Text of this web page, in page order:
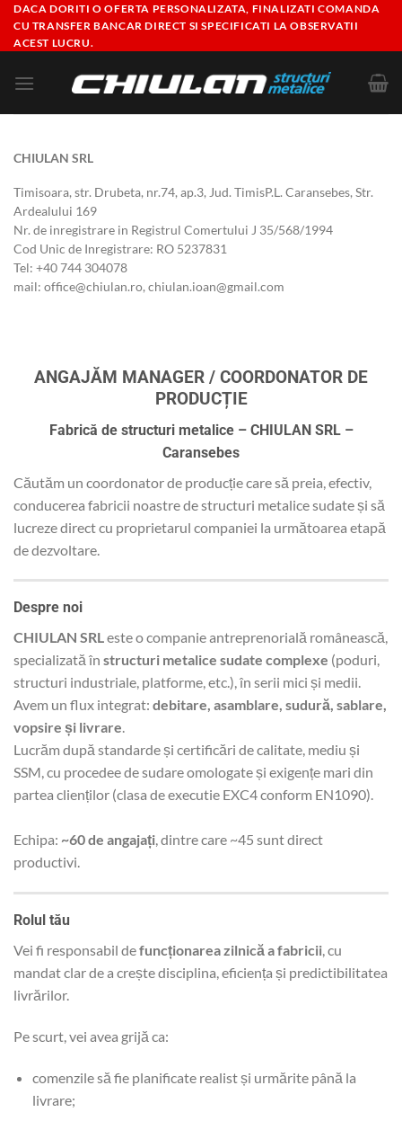
Skip
content
DACA DORITI O OFERTA PERSONALIZATA, FINALIZATI COMANDA
CU TRANSFER BANCAR DIRECT SI SPECIFICATI LA OBSERVATII
ACEST LUCRU.
CHIULAN SRL
Timisoara, str. Drubeta, nr.74, ap.3, Jud. TimisP.L. Caransebes, Str.
Ardealului 169
Nr. de inregistrare in Registrul Comertului J 35/568/1994
Cod Unic de Inregistrare: RO 5237831
Tel: +40 744 304078
mail: office@chiulan.ro, chiulan.ioan@gmail.com
ANGAJĂM MANAGER / COORDONATOR DE
PRODUCȚIE
Fabrică de structuri metalice – CHIULAN SRL –
Caransebes
Căutăm un coordonator de producție care să preia, efectiv,
conducerea fabricii noastre de structuri metalice sudate și să
lucreze direct cu proprietarul companiei la următoarea etapă
de dezvoltare.
Despre noi
CHIULAN SRLeste o companie antreprenorială românească,
specializată în structuri metalice sudate complexe (poduri,
structuri industriale, platforme, etc.), în serii mici și medii.
Avem un flux integrat: debitare, asamblare, sudură, sablare,
vopsire și livrare.
Lucrăm după standarde și certificări de calitate, mediu și
SSM, cu procedee de sudare omologate și exigențe mari din
partea clienților (clasa de executie EXC4 conform EN1090).
Echipa: ~60 de angajați, dintre care ~45 sunt direct
productivi.
Rolul tău
Vei fi responsabil defuncționarea zilnică a fabricii, cu
mandat clar de a crește disciplina, eficiența și predictibilitatea
livrărilor.
Pe scurt, vei avea grijă ca:
comenzile să fie planificate realist și urmărite până la
livrare;